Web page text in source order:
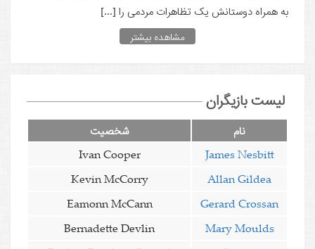
به همراه دوستانش یک تظاهرات مردمی را [...]
مشاهده بیشتر
لیست بازیگران
نام شخصیت
James Nesbitt
Ivan Cooper
Allan Gildea
Kevin McCorry
Gerard Crossan
Eamonn McCann
Mary Moulds
Bernadette Devlin